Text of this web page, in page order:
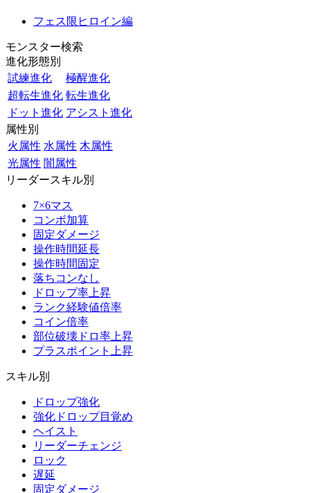
フェス限ヒロイン編
モンスター検索
進化形態別
試練進化
極醒進化
超転生進化 転生進化
ドット進化 アシスト進化
属性別
火属性 水属性 木属性
光属性 闇属性
リーダースキル別
7×6マス
コンボ加算
固定ダメージ
操作時間延長
操作時間固定
落ちコンなし
ドロップ率上昇
ランク経験値倍率
コイン倍率
部位破壊ドロ率上昇
プラスポイント上昇
スキル別
ドロップ強化
強化ドロップ目覚め
ヘイスト
リーダーチェンジ
ロック
遅延
固定ダメージ